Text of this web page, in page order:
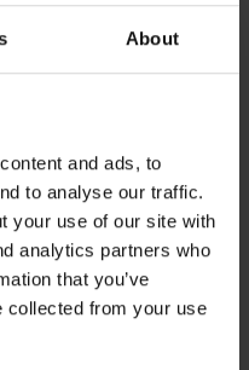
About
and ads, to
to analyse our traffic.
your use of our site with
analytics partners who
that you’ve
collected from your use
majica Pieces
€